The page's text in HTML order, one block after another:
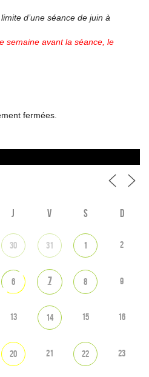
d’une séance de juin à
semaine avant la séance, le
fermées.
J V S D
30 31 1 2
6 7 8 9
13 14 15 16
20 21 22 23